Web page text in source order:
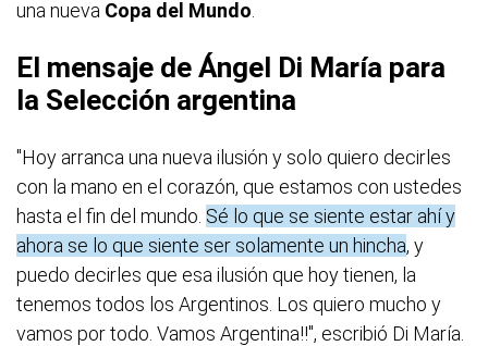
una nueva Copa del Mundo
El mensaje de Ángel Di María para
la Selección argentina
"Hoy arranca una nueva ilusión y solo quiero decirles
con la mano en el corazón, que estamos con ustedes
hasta el fin del mundo. Sé lo que se siente estar ahí y
ahora se lo que siente ser solamente un hincha, y
puedo decirles que esa ilusión que hoy tienen, la
tenemos todos los Argentinos. Los quiero mucho y
vamos por todo. Vamos Argentina!!", escribió Di María.